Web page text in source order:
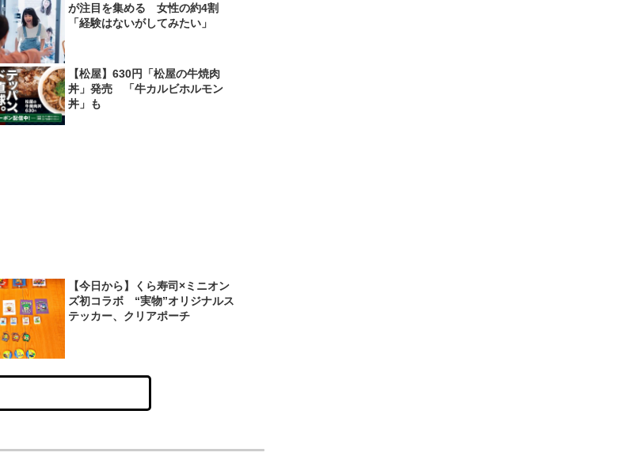
が注目を集める 女性の約4割
「経験はないがしてみたい」
【松屋】630円「松屋の牛焼肉
丼」発売 「牛カルビホルモン
丼」も
【今日から】くら寿司×ミニオン
ズ初コラボ “実物”オリジナルス
テッカー、クリアポーチ